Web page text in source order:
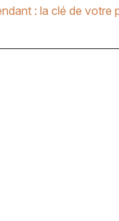
: la clé de votre